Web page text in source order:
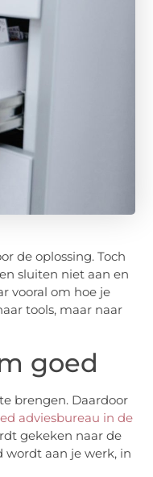
de oplossing. Toch
sluiten niet aan en
vooral om hoe je
tools, maar naar
goed
brengen. Daardoor
adviesbureau in de
gekeken naar de
aan je werk, in